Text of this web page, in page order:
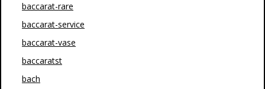
baccarat-rare
baccarat-service
baccarat-vase
baccaratst
bach